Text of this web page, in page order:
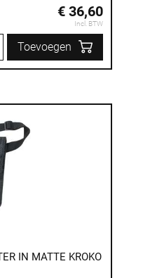
€ 36,60
Incl. BTW
Toevoegen
IN MATTE KROKO